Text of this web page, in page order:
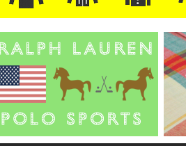
ミチ
ター
ク
タプレ
クス/チノ
/つなぎ
ット/ナイロ
・セントジェームス/ルミノア
・ロンT/サーマル/ラグビー・プリント/半袖/スウェット
・チャンピオン/リバース
・パーカー ・デニム/コットン
・アウトドア/フリース
・ジャージ/ナイロン
・ミリタリー/ワーク
・ウール/レザー
・スーツ/ジレ